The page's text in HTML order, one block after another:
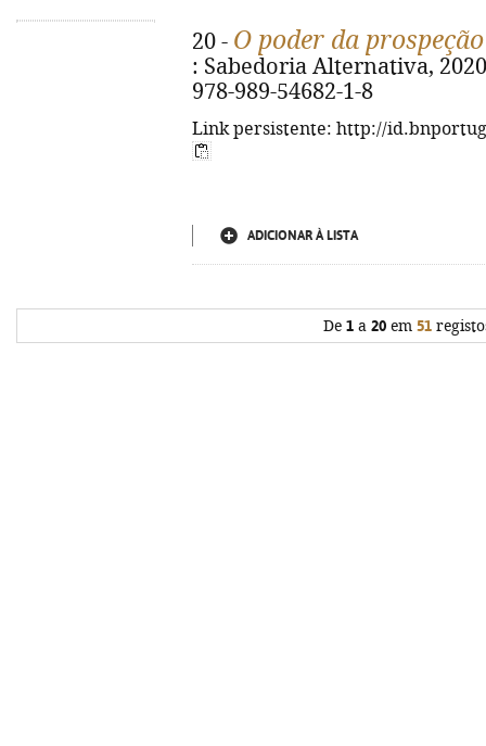
20 - O poder da prospeção
: Sabedoria Alternativa,
978-989-54682-1-8
Link persistente: http://
ADICIONAR À LISTA
De 1a 20em 51